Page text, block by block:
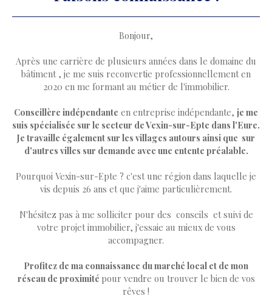
Bonjour,
Après une carrière de plusieurs années dans le domaine du
bâtiment , je me suis reconvertie professionnellement en
2020 en me formant au métier de l'immobilier.
Conseillère indépendante en entreprise indépendante, je me
suis spécialisée sur le secteur de Vexin-sur-Epte dans l'Eure.
Je travaille également sur les villages autours ainsi que sur
d'autres villes sur demande avec une entente préalable.
Pourquoi Vexin-sur-Epte ? c'est une région dans laquelle je
vis depuis 26 ans et que j'aime particulièrement.
N'hésitez pas à me solliciter pour des conseils et suivi de
votre projet immobilier, j'essaie au mieux de vous
accompagner.
Profitez de ma connaissance du marché local et de mon
réseau de proximité pour vendre ou trouver le bien de vos
rêves !